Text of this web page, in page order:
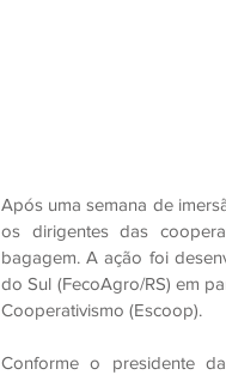
Após uma semana de
os dirigentes das
bagagem. A ação foi
do Sul (FecoAgro/RS) em
Cooperativismo (Escoop).
Conforme o presidente